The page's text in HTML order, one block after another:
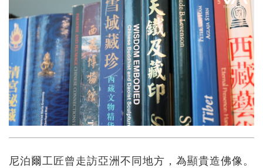
尼泊爾工匠曾走訪亞洲不同地方，為顯貴造佛像。